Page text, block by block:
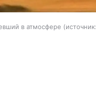
в атмосфере источник: